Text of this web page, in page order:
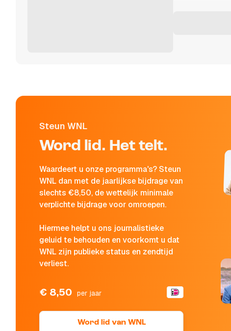
Steun WNL
Word lid. Het telt.
Waardeert u onze programma's? Steun
WNL dan met de jaarlijkse bijdrage van
slechts €8,50, de wettelijk minimale
verplichte bijdrage voor omroepen.
Hiermee helpt u ons journalistieke
geluid te behouden en voorkomt u dat
WNL zijn publieke status en zendtijd
verliest.
€ 8,50 per jaar
Word lid van WNL